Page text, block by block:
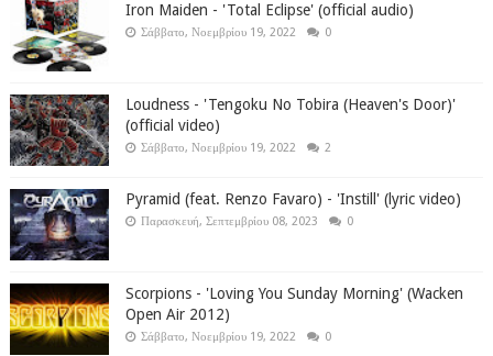
Iron Maiden - 'Total Eclipse' (official audio)
Σάββατο, Νοεμβρίου 19, 2022 0
Loudness - 'Tengoku No Tobira (Heaven's Door)'
(official video)
Σάββατο, Νοεμβρίου 19, 2022 2
Pyramid (feat. Renzo Favaro) - 'Instill' (lyric video)
Παρασκευή, Σεπτεμβρίου 08, 2023 0
Scorpions - 'Loving You Sunday Morning' (Wacken
Open Air 2012)
Σάββατο, Νοεμβρίου 19, 2022 0